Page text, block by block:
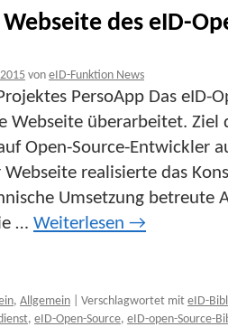
des eID-
von eID-Funktion News
PersoApp Das eID-
Webseite überarbeitet. Ziel
Open-Source-Entwickler
realisierte das
Umsetzung betreute
… Weiterlesen →
, Allgemein Verschlagwortet mit eID-
, eID-Open-Source, eID-open-Source-